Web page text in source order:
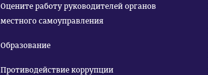
Оцените работу руководителей органов
местного самоуправления
Образование
Противодействие коррупции